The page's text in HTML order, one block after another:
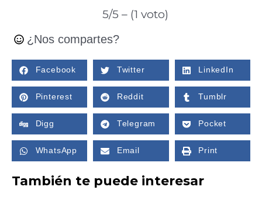
5/5 – (1 voto)
¿Nos compartes?
Facebook Twitter LinkedIn
Pinterest Reddit Tumblr
Digg Telegram Pocket
WhatsApp Email Print
También te puede interesar